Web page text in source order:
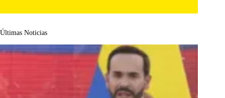
Últimas Noticias